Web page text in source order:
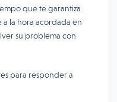
que te garantiza
la hora acordada en
su problema con
para responder a